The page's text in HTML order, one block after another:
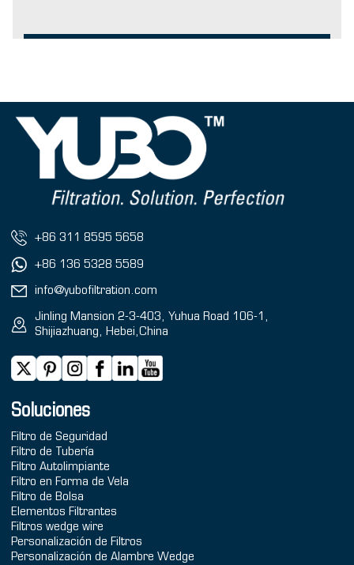
+86 311 8595 5658
+86 136 5328 5589
info@yubofiltration.com
Jinling Mansion 2-3-403, Yuhua Road 106-1,
Shijiazhuang, Hebei,China
Soluciones
Filtro de Seguridad
Filtro de Tubería
Filtro Autolimpiante
Filtro en Forma de Vela
Filtro de Bolsa
Elementos Filtrantes
Filtros wedge wire
Personalización de Filtros
Personalización de Alambre Wedge